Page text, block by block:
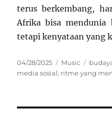
terus berkembang,
Afrika bisa mendunia
tetapi kenyataan yang
Posted
on
04/28/2025 Categories
Music Tags
media sosial, ritme yang